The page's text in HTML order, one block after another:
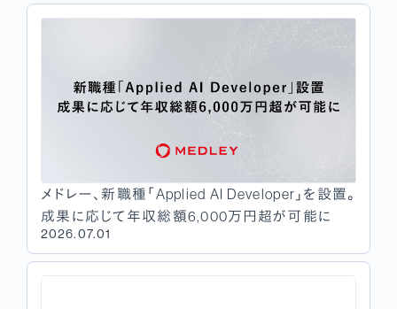
メドレー、新職種「Applied AI Developer」を設置。
成果に応じて年収総額6,000万円超が可能に
2026.07.01